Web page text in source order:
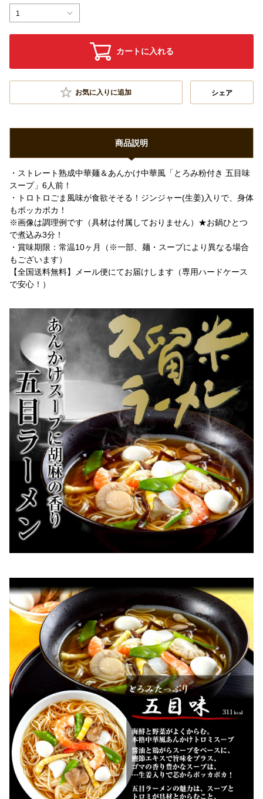
1
カートに入れる
お気に入りに追加 シェア
商品説明
・ストレート熟成中華麺＆あんかけ中華風「とろみ粉付き 五目味
スープ」6人前！
・トロトロごま風味が食欲そそる！ジンジャー(生姜)入りで、身体
もポッカポカ！
※画像は調理例です（具材は付属しておりません）★お鍋ひとつ
で煮込み3分！
・賞味期限：常温10ヶ月（※一部、麺・スープにより異なる場合
もございます）
【全国送料無料】メール便にてお届けします（専用ハードケース
で安心！）